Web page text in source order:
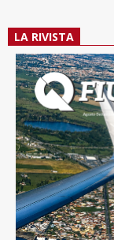
LA RIVISTA